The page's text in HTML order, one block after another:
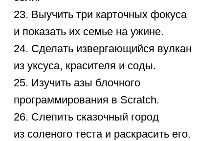
1−4 классов
когнитивные и творческие способности,
1-4 класс от 1 155 ₽/занятие